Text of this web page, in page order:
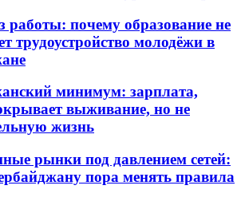
работы: почему образование не
трудоустройство молодёжи в
минимум: зарплата,
выживание, но не
жизнь
рынки под давлением сетей:
пора менять правила